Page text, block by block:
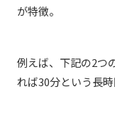
が特徴。
例えば、下記の2つ
れば30分という長